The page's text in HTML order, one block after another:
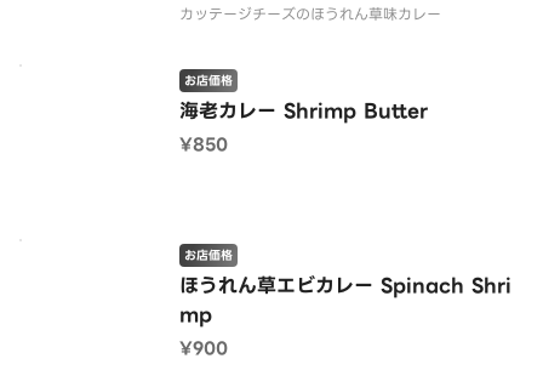
カッテージチーズのほうれん草味カレー
海老カレー Shrimp Butter
お店価格
¥850
ほうれん草エビカレー Spinach Shri
mp
お店価格
¥900